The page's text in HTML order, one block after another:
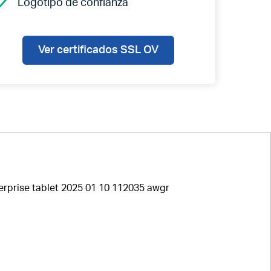
Logotipo de confianza
Ver certificados SSL OV